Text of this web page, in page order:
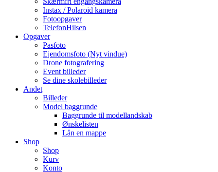
Instax / Polaroid kamera
Fotoopgaver
TelefonHilsen
Opgaver
Pasfoto
Ejendomsfoto (Nyt vindue)
Drone fotografering
Event billeder
Se dine skolebilleder
Andet
Billeder
Model baggrunde
Baggrunde til modellandskab
Ønskelisten
Lån en mappe
Shop
Shop
Kurv
Konto